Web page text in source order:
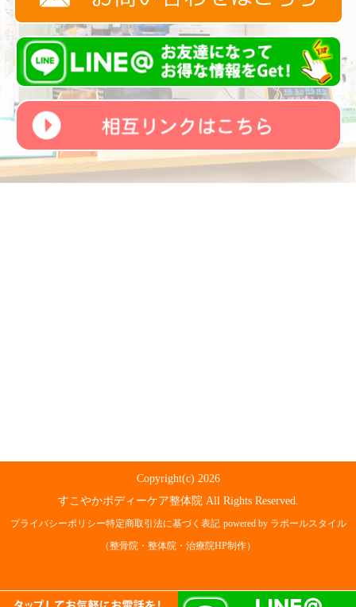
Copyright(c) 2026
すこやかボディーケア整体院 All Rights Reserved.
プライバシーポリシー特定商取引法に基づく表記 powered by ラポールスタイル
（整骨院・整体院・治療院HP制作）